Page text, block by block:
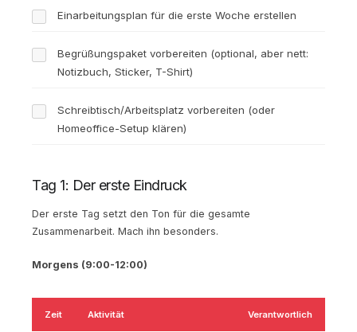
Einarbeitungsplan für die erste Woche erstellen
Begrüßungspaket vorbereiten (optional, aber nett:
Notizbuch, Sticker, T-Shirt)
Schreibtisch/Arbeitsplatz vorbereiten (oder
Homeoffice-Setup klären)
Tag 1: Der erste Eindruck
Der erste Tag setzt den Ton für die gesamte
Zusammenarbeit. Mach ihn besonders.
Morgens (9:00-12:00)
Zeit Aktivität Verantwortlich